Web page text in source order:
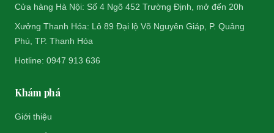
Cửa hàng Hà Nội: Số 4 Ngõ 452 Trường Định, mở đến 20h
Xưởng Thanh Hóa: Lô 89 Đại lộ Võ Nguyên Giáp, P. Quảng
Phú, TP. Thanh Hóa
Hotline: 0947 913 636
Khám phá
Giới thiệu